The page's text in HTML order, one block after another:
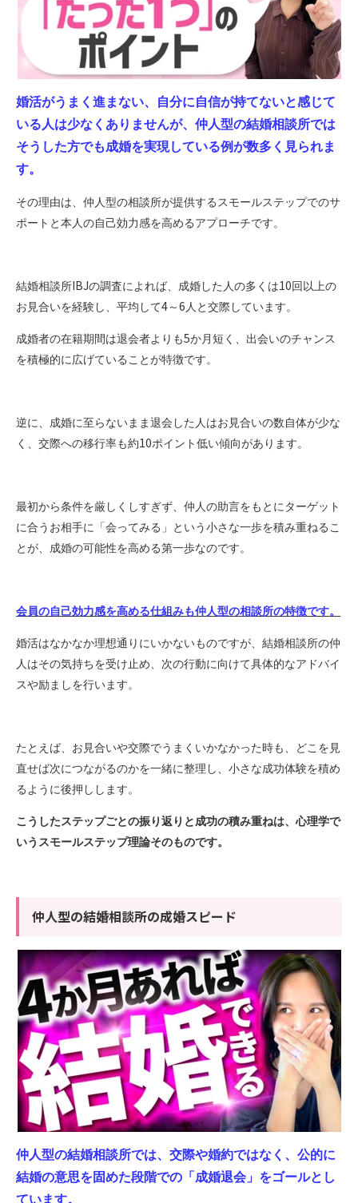
婚活がうまく進まない、自分に自信が持てないと感じて
いる人は少なくありませんが、仲人型の結婚相談所では
そうした方でも成婚を実現している例が数多く見られま
す。
その理由は、仲人型の相談所が提供するスモールステップでのサ
ポートと本人の自己効力感を高めるアプローチです。
結婚相談所IBJの調査によれば、成婚した人の多くは10 回以上の
お見合いを経験し、平均して4 ～ 6 人と交際しています。
成婚者の在籍期間は退会者よりも5か月短く、出会いのチャンス
を積極的に広げていることが特徴です。
逆に、成婚に至らないまま退会した人はお見合いの数自体が少な
く、交際への移行率も約10ポイント低い傾向があります。
最初から条件を厳しくしすぎず、仲人の助言をもとにターゲット
に合うお相手に「会ってみる」という小さな一歩を積み重ねるこ
とが、成婚の可能性を高める第一歩なのです。
会員の自己効力感を高める仕組みも仲人型の相談所の特徴です。
婚活はなかなか理想通りにいかないものですが、結婚相談所の仲
人はその気持ちを受け止め、次の行動に向けて具体的なアドバイ
スや励ましを行います。
たとえば、お見合いや交際でうまくいかなかった時も、どこを見
直せば次につながるのかを一緒に整理し、小さな成功体験を積め
るように後押しします。
こうしたステップごとの振り返りと成功の積み重ねは、心理学で
いうスモールステップ理論そのものです。
仲人型の結婚相談所の成婚スピード
仲人型の結婚相談所では、交際や婚約ではなく、公的に
結婚の意思を固めた段階での「成婚退会」をゴールとし
ています。